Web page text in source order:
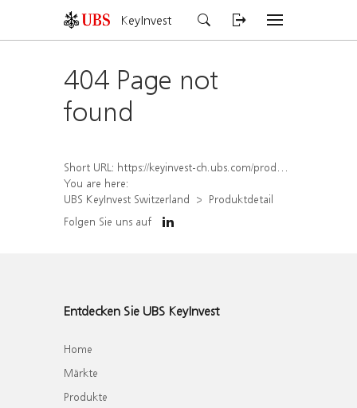
KeyInvest
404 Page not
found
Short URL: https://keyinvest-ch.ubs.com/produkt/detail/index/isin/CH1554886395
You are here:
UBS KeyInvest Switzerland
Produktdetail
Folgen Sie uns auf
Entdecken Sie UBS KeyInvest
Home
Märkte
Produkte